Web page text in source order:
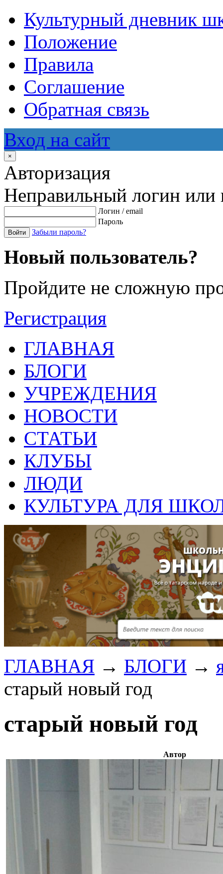
Культурный дневник
Положение
Правила
Соглашение
Обратная связь
Вход на сайт
×
Авторизация
Неправильный логин или
Логин / email
Пароль
Войти Забыли пароль?
Новый пользователь?
Пройдите не сложную
Регистрация
ГЛАВНАЯ
БЛОГИ
УЧРЕЖДЕНИЯ
НОВОСТИ
СТАТЬИ
КЛУБЫ
ЛЮДИ
КУЛЬТУРА ДЛЯ
ГЛАВНАЯ → БЛОГИ →
старый новый год
старый новый год
Автор